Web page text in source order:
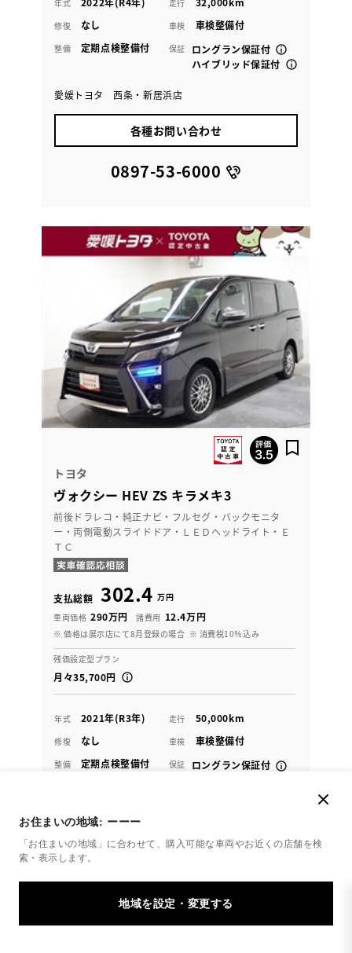
お住まいの地域: ーーー
「お住まいの地域」に合わせて、購入可能な車両やお近くの店舗を検
索・表示します。
年式 走行
修復 なし 車検 車検整備付
整備 定期点検整備付 保証
ロングラン保証付
ハイブリッド保証付
愛媛トヨタ 西条・新居浜店
各種お問い合わせ
0897-53-6000
トヨタ
ヴォクシー HEV ZS キラメキ3
前後ドラレコ・純正ナビ・フルセグ・バックモニタ
ー・両側電動スライドドア・ＬＥＤヘッドライト・Ｅ
ＴＣ
支払総額 302.4 万円
車両価格 290万円 諸費用 12.4万円
※ 価格は展示店にて8月登録の場合 ※ 消費税10％込み
残価設定型プラン
月々35,700円
年式 2021年(R3年) 走行 50,000km
修復 なし 車検 車検整備付
整備 定期点検整備付 保証
ロングラン保証付
各種お問い合わせ
0897-53-6000